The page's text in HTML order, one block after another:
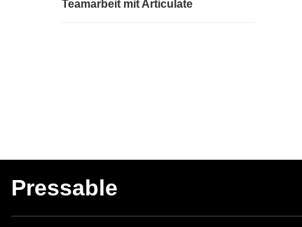
Teamarbeit mit Articulate
Pressable